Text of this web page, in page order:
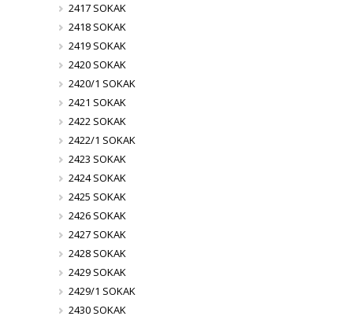
2417 SOKAK
2418 SOKAK
2419 SOKAK
2420 SOKAK
2420/1 SOKAK
2421 SOKAK
2422 SOKAK
2422/1 SOKAK
2423 SOKAK
2424 SOKAK
2425 SOKAK
2426 SOKAK
2427 SOKAK
2428 SOKAK
2429 SOKAK
2429/1 SOKAK
2430 SOKAK